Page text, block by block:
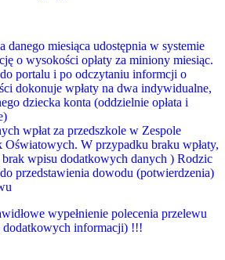
danego miesiąca udostępnia w systemie
o wysokości opłaty za miniony miesiąc.
portalu i po odczytaniu informcji o
dokonuje wpłaty na dwa indywidualne,
dziecka konta (oddzielnie opłata i
wpłat za przedszkole w Zespole
Oświatowych. W przypadku braku wpłaty,
wpisu dodatkowych danych ) Rodzic
przedstawienia dowodu (potwierdzenia)
wypełnienie polecenia przelewu
dodatkowych informacji) !!!